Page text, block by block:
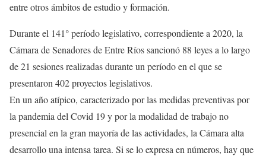
entre otros ámbitos de estudio y formación.
Durante el 141° período legislativo, correspondiente a 2020, la
Cámara de Senadores de Entre Ríos sancionó 88 leyes a lo largo
de 21 sesiones realizadas durante un período en el que se
presentaron 402 proyectos legislativos.
En un año atípico, caracterizado por las medidas preventivas por
la pandemia del Covid 19 y por la modalidad de trabajo no
presencial en la gran mayoría de las actividades, la Cámara alta
desarrollo una intensa tarea. Si se lo expresa en números, hay que